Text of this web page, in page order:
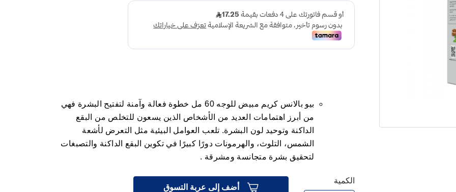
بيو بالانس كريم مبيض للوجه 60 مل خطوة فعالة وآمنة لتفتيح البشرة فهي
من أبرز اهتمامات العديد من الأشخاص الذين يسعون للتخلص من البقع
الداكنة وتوحيد لون البشرة. تلعب العوامل البيئية مثل التعرض لأشعة
الشمس، التلوث، والهرمونات دورًا كبيرًا في تكوين البقع الداكنة والتصبغات
لتحقيق بشرة متجانسة ومشرقة .
الكمية
أضف إلى عربة التسوق